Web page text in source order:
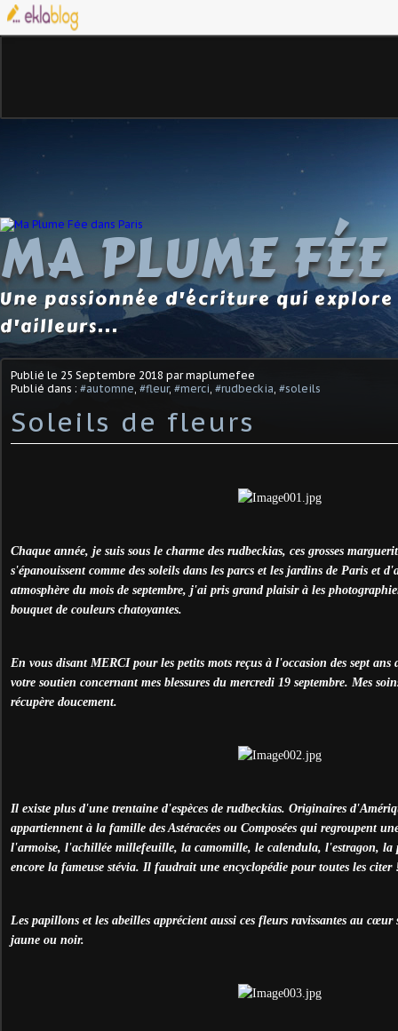
MA PLUME
Une passionnée d'écriture qui
d'ailleurs...
Publié le 25 Septembre 2018 par maplumefee
Publié dans : #automne #fleur, #merci #rudbeckia #soleils
Soleils de fleurs
Chaque année, je suis sous le charme des rudbeckias, ces grosses
s'épanouissent comme des soleils dans les parcs et les jardins de Paris et
atmosphère du mois de septembre, j'ai pris grand plaisir à les
bouquet de couleurs chatoyantes.
En vous disant MERCI pour les petits mots reçus à l'occasion des sept
votre soutien concernant mes blessures du mercredi 19 septembre. Mes
récupère doucement.
Il existe plus d'une trentaine d'espèces de rudbeckias. Originaires
appartiennent à la famille des Astéracées ou Composées qui regroupent
l'armoise, l'achillée millefeuille, la camomille, le calendula, l'estragon, la
encore la fameuse stévia. Il faudrait une encyclopédie pour toutes les citer
Les papillons et les abeilles apprécient aussi ces fleurs ravissantes au cœur
jaune ou noir.